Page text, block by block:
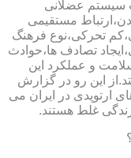
سیستم عضلانی
مستقیمی
تحرکی،نوع فرهنگ
تصادف ها،حوادث
و عملکرد این
این رو در گزارش
ارتوپدی در ایران می
غلط هستند.